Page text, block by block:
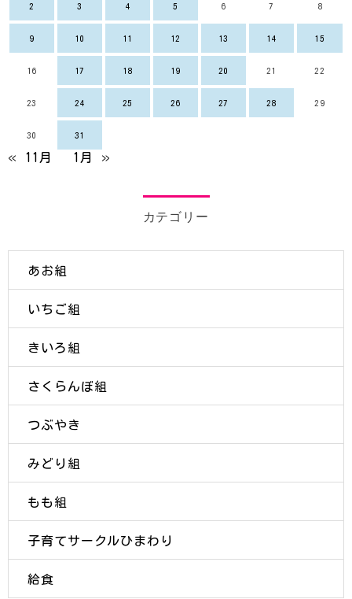
2 3 4 5 6 7 8
9 10 11 12 13 14 15
16 17 18 19 20 21 22
23 24 25 26 27 28 29
30 31
« 11月 1月 »
カテゴリー
あお組
いちご組
きいろ組
さくらんぼ組
つぶやき
みどり組
もも組
子育てサークルひまわり
給食